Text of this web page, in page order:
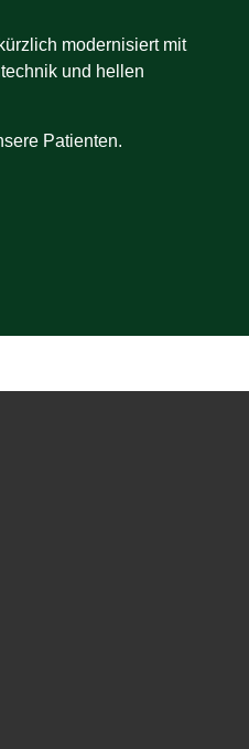
modernisiert mit
und hellen
Patienten.